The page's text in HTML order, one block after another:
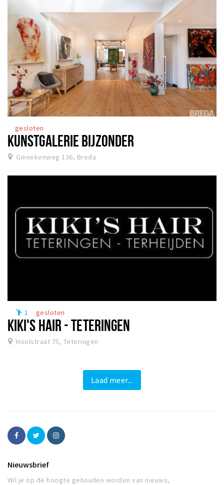
gesloten
KUNSTGALERIE BIJZONDER
Ginnekenweg 136, Breda
emoji_people 1 gesloten
KIKI'S HAIR - TETERINGEN
Hoolstraat 75, Teteringen
Laad meer...
Nieuwsbrief
Wil je op de hoogte gehouden worden van nieuws,